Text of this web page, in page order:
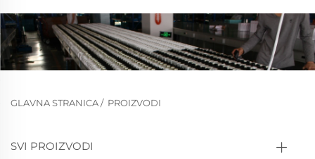
GLAVNA STRANICA/ PROIZVODI
SVI PROIZVODI